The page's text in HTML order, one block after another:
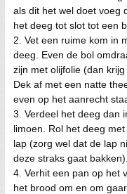
als dit het wel doet voeg
het deeg tot slot tot een
2. Vet een ruime kom in
deeg. Even de bol
zijn met olijfolie (dan
Dek af met een natte
even op het aanrecht
3. Verdeel het deeg dan
limoen. Rol het deeg
lap (zorg wel dat de lap
deze straks gaat bakken).
4. Verhit een pan op het
het brood om en om